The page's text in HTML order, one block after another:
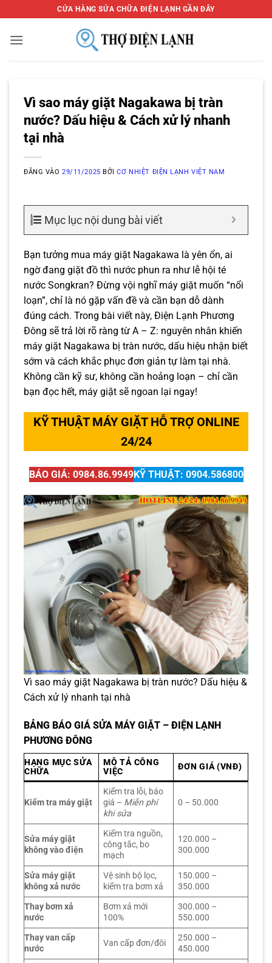
qua
nội
CỬA HÀNG SỬA CHỮA ĐIỆN LẠNH GẦN ĐÂY
Vì sao máy giặt Nagakawa bị tràn
nước? Dấu hiệu & Cách xử lý nhanh
tại nhà
ĐĂNG VÀO29/11/2025 BỞICƠ NHIỆT ĐIỆN LẠNH VIỆT NAM
Mục lục nội dung bài viết
Bạn tưởng mua máy giặt Nagakawa là yên ổn, ai
ngờ đang giặt đồ thì nước phun ra như lễ hội té
nước Songkran? Đừng vội nghĩ máy giặt muốn “nổi
loạn”, chỉ là nó gặp vấn đề và cần bạn dỗ dành
đúng cách. Trong bài viết này, Điện Lạnh Phương
Đông sẽ trả lời rõ ràng từ A – Z: nguyên nhân khiến
máy giặt Nagakawa bị tràn nước, dấu hiệu nhận biết
sớm và cách khắc phục đơn giản tự làm tại nhà.
Không cần kỹ sư, không cần hoảng loạn – chỉ cần
bạn đọc hết, máy giặt sẽ ngoan lại ngay!
KỸ THUẬT MÁY GIẶT HỖ TRỢ ONLINE
24/24
BÁO GIÁ: 0984.86.9949KỸ THUẬT: 0904.586800
Vì sao máy giặt Nagakawa bị tràn nước? Dấu hiệu &
Cách xử lý nhanh tại nhà
BẢNG BÁO GIÁ SỬA MÁY GIẶT – ĐIỆN LẠNH
PHƯƠNG ĐÔNG
HẠNG MỤC SỬA
CHỮA
MÔ TẢ CÔNG
VIỆC
ĐƠN GIÁ (VNĐ)
Kiểm tra máy giặt
Kiểm tra lỗi, báo
giá – Miễn phí
khi sửa
0 – 50.000
Sửa máy giặt
không vào điện
Kiểm tra nguồn,
công tắc, bo
mạch
120.000 –
300.000
Sửa máy giặt
không xả nước
Vệ sinh bộ lọc,
kiểm tra bơm xả
150.000 –
350.000
Thay bơm xả
nước
Bơm xả mới
100%
300.000 –
550.000
Thay van cấp
nước
Van cấp đơn/đôi
250.000 –
450.000